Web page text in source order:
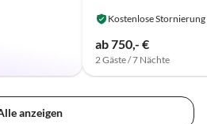
Kostenlose Stornierung
ab 750,- €
2 Gäste / 7 Nächte
anzeigen